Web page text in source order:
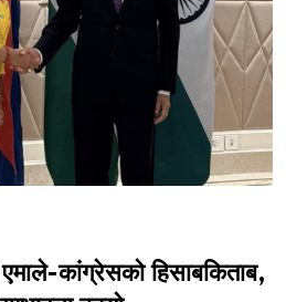
कांग्रेसको हिसाबकिताब,